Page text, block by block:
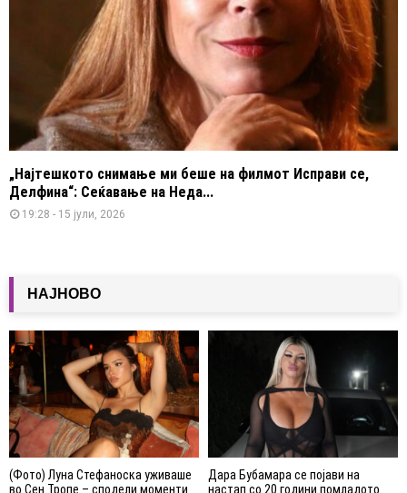
„Најтешкото снимање ми беше на филмот Исправи се,
Делфина“: Сеќавање на Неда...
19:28 - 15 јули, 2026
НАЈНОВО
(Фото) Луна Стефаноска уживаше
во Сен Тропе – сподели моменти
Дара Бубамара се појави на
настап со 20 години помладото